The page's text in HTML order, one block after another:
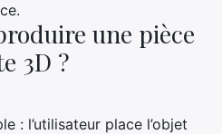
une pièce
3D ?
: l’utilisateur place l’objet